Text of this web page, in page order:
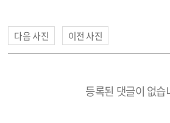
다음 사진 이전 사진
등록된 댓글이 없습